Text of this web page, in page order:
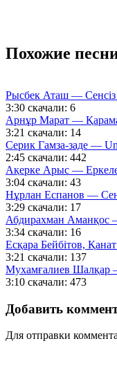
Похожие
Рысбек Аташ — Сенсіз
3:30 скачали: 6
Арнұр Марат —
3:21 скачали: 14
Серик Гамза-заде —
2:45 скачали: 442
Ақерке Арыс —
3:04 скачали: 43
Нұрлан Еспанов —
3:29 скачали: 17
Абдирахман Аманқос
3:34 скачали: 16
Есқара Бейбітов,
3:21 скачали: 137
Мухамғалиев
3:10 скачали: 473
Добавить
Для отправки